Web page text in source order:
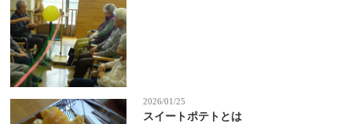
2026/01/25
スイートポテトとは